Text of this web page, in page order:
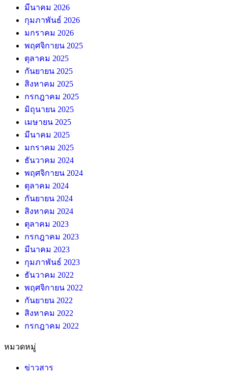
มีนาคม 2026
กุมภาพันธ์ 2026
มกราคม 2026
พฤศจิกายน 2025
ตุลาคม 2025
กันยายน 2025
สิงหาคม 2025
กรกฎาคม 2025
มิถุนายน 2025
เมษายน 2025
มีนาคม 2025
มกราคม 2025
ธันวาคม 2024
พฤศจิกายน 2024
ตุลาคม 2024
กันยายน 2024
สิงหาคม 2024
ตุลาคม 2023
กรกฎาคม 2023
มีนาคม 2023
กุมภาพันธ์ 2023
ธันวาคม 2022
พฤศจิกายน 2022
กันยายน 2022
สิงหาคม 2022
กรกฎาคม 2022
หมวดหมู่
ข่าวสาร